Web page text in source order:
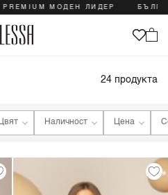
МОДЕН ЛИДЕР
24продукта
Цвят Наличност Цена